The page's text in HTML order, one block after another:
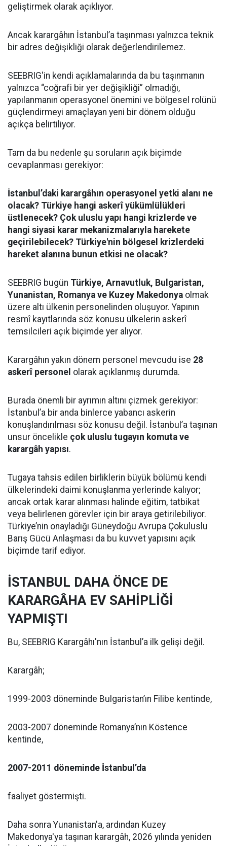
geliştirmek olarak açıklıyor.
Ancak karargâhın İstanbul’a taşınması yalnızca teknik
bir adres değişikliği olarak değerlendirilemez.
SEEBRIG'in kendi açıklamalarında da bu taşınmanın
yalnızca “coğrafi bir yer değişikliği” olmadığı,
yapılanmanın operasyonel önemini ve bölgesel rolünü
güçlendirmeyi amaçlayan yeni bir dönem olduğu
açıkça belirtiliyor.
Tam da bu nedenle şu soruların açık biçimde
cevaplanması gerekiyor:
İstanbul’daki karargâhın operasyonel yetki alanı ne
olacak? Türkiye hangi askerî yükümlülükleri
üstlenecek? Çok uluslu yapı hangi krizlerde ve
hangi siyasi karar mekanizmalarıyla harekete
geçirilebilecek? Türkiye'nin bölgesel krizlerdeki
hareket alanına bunun etkisi ne olacak?
SEEBRIG bugün Türkiye, Arnavutluk, Bulgaristan,
Yunanistan, Romanya ve Kuzey Makedonya olmak
üzere altı ülkenin personelinden oluşuyor. Yapının
resmî kayıtlarında söz konusu ülkelerin askerî
temsilcileri açık biçimde yer alıyor.
Karargâhın yakın dönem personel mevcudu ise 28
askerî personel olarak açıklanmış durumda.
Burada önemli bir ayrımın altını çizmek gerekiyor:
İstanbul’a bir anda binlerce yabancı askerin
konuşlandırılması söz konusu değil. İstanbul’a taşınan
unsur öncelikle çok uluslu tugayın komuta ve
karargâh yapısı.
Tugaya tahsis edilen birliklerin büyük bölümü kendi
ülkelerindeki daimi konuşlanma yerlerinde kalıyor;
ancak ortak karar alınması halinde eğitim, tatbikat
veya belirlenen görevler için bir araya getirilebiliyor.
Türkiye’nin onayladığı Güneydoğu Avrupa Çokuluslu
Barış Gücü Anlaşması da bu kuvvet yapısını açık
biçimde tarif ediyor.
İSTANBUL DAHA ÖNCE DE
KARARGÂHA EV SAHİPLİĞİ
YAPMIŞTI
Bu, SEEBRIG Karargâhı'nın İstanbul’a ilk gelişi değil.
Karargâh;
1999-2003 döneminde Bulgaristan’ın Filibe kentinde,
2003-2007 döneminde Romanya’nın Köstence
kentinde,
2007-2011 döneminde İstanbul’da
faaliyet göstermişti.
Daha sonra Yunanistan'a, ardından Kuzey
Makedonya'ya taşınan karargâh, 2026 yılında yeniden